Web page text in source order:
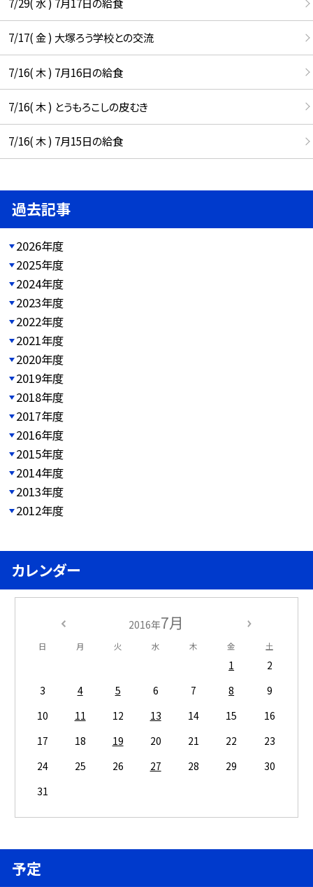
7/17( 金 ) 大塚ろう学校との交流
7/16( 木 ) 7月16日の給食
7/16( 木 ) とうもろこしの皮むき
7/16( 木 ) 7月15日の給食
過去記事
2026年度
2025年度
2024年度
2023年度
2022年度
2021年度
2020年度
2019年度
2018年度
2017年度
2016年度
2015年度
2014年度
2013年度
2012年度
カレンダー
2016年7月
日 月 火 水 木 金 土
1
2
3
4 5 6 7 8
9
10
11 12 13 14 15
16
17
18 19 20 21 22
23
24
25 26 27 28 29
30
31
予定